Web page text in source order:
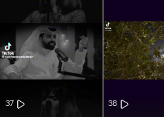
38
37